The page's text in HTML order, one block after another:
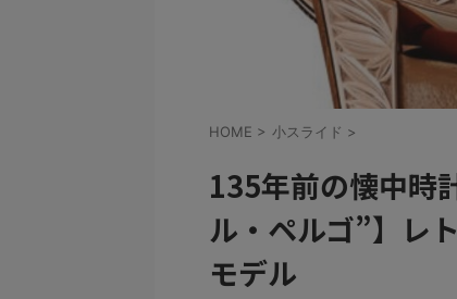
HOME > 小スライド >
135年前の懐中時
ル・ペルゴ”】レ
モデル